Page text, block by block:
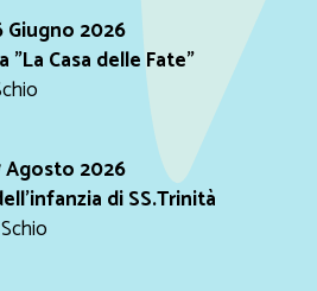
Giugno 2026
"La Casa delle Fate"
Agosto 2026
di SS.Trinità